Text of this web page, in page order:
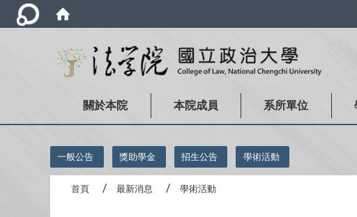
關於本院 本院成員 系所單位
一般公告 獎助學金 招生公告 學術活動
首頁 最新消息 學術活動